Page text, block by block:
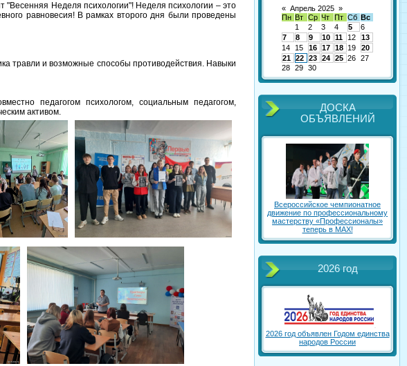
"Весенняя Неделя психологии"! Неделя психологии – это
равновесия! В рамках второго дня были проведены
травли и возможные способы противодействия. Навыки
педагогом психологом, социальным педагогом,
активом.
« Апрель 2025 »
Пн Вт Ср Чт Пт Сб Вс
1
2 3 4 5
6
7
8 9 10 11 12
13
14
15 16 17 18 19
20
21 22 23 24 25 26 27
28 29 30
ДОСКА
ОБЪЯВЛЕНИЙ
Всероссийское чемпионатное
движение по профессиональному
мастерству «Профессионалы»
теперь в МАХ!
2026 год
2026 год объявлен Годом единства
народов России